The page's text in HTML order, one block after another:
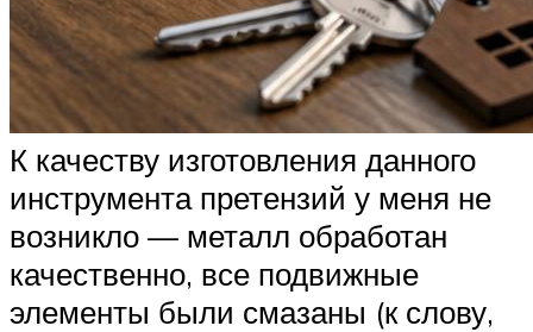
К качеству изготовления данного
инструмента претензий у меня не
возникло — металл обработан
качественно, все подвижные
элементы были смазаны (к слову,